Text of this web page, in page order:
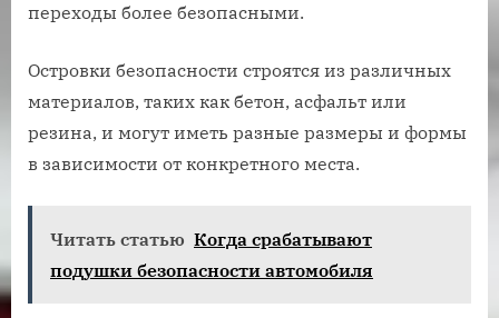
переходы более безопасными.
Островки безопасности строятся из различных
материалов, таких как бетон, асфальт или
резина, и могут иметь разные размеры и формы
в зависимости от конкретного места.
Читать статью Когда срабатывают
подушки безопасности автомобиля